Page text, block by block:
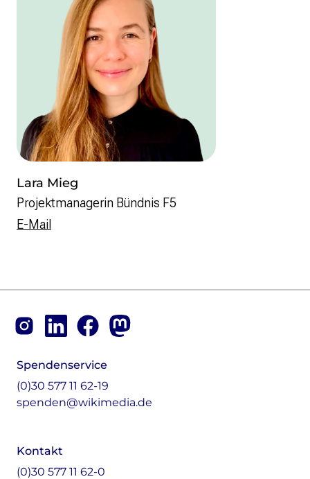
Lara Mieg
Projektmanagerin Bündnis F5
E-Mail
InstagramLinkedInFacebookMastodon
Spendenservice
(0)30 577 11 62-19
spenden@wikimedia.de
Kontakt
(0)30 577 11 62-0